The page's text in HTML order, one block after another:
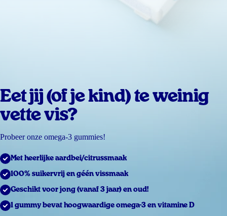
Eet jij (of je kind) te weinig
vette vis?
Probeer onze omega-3 gummies!
Met heerlijke aardbei/citrussmaak
100% suikervrij en géén vissmaak
Geschikt voor jong (vanaf 3 jaar) en oud!
1 gummy bevat hoogwaardige omega-3 en vitamine D